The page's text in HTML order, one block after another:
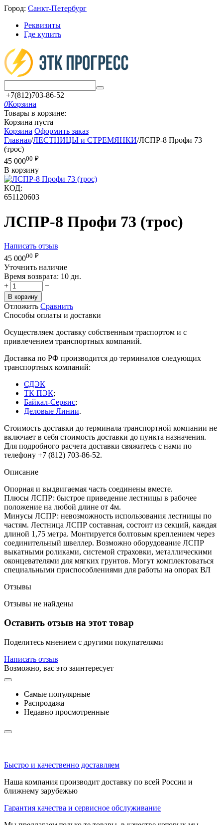
Город: Санкт-Петербург
Реквизиты
Где купить
+7(812)703-86-52
0Корзина
Товары в корзине:
Корзина пуста
Корзина Оформить заказ
Главная/ЛЕСТНИЦЫ и СТРЕМЯНКИ/ЛСПР-8 Профи 73
(трос)
45 00000 ₽
В корзину
КОД:
651120603
ЛСПР-8 Профи 73 (трос)
Написать отзыв
45 00000 ₽
Уточнить наличие
Время возврата: 10 дн.
+
−
В корзину
Отложить Сравнить
Способы оплаты и доставки
Осуществляем доставку собственным траспортом и с
привлечением транспортных компаний.
Доставка по РФ производится до терминалов следующих
транспортных компаний:
СДЭК
ТК ПЭК;
Байкал-Сервис;
Деловые Линии.
Стоимость доставки до терминала транспортной компании не
включает в себя стоимость доставки до пункта назначения.
Для подробного расчета доставки свяжитесь с нами по
телефону +7 (812) 703-86-52.
Описание
Опорная и выдвигаемая часть соединены вместе.
Плюсы ЛСПР: быстрое приведение лестницы в рабочее
положение на любой длине от 4м.
Минусы ЛСПР: невозможность использования лестницы по
частям. Лестница ЛСПР составная, состоит из секций, каждая
длиной 1,75 метра. Монтируется болтовым креплением через
соединительный швеллер. Возможно оборудование ЛСПР
выкатными роликами, системой страховки, металлическими
оконцевателями для мягких грунтов. Могут комплектоваться
специальными приспособлениями для работы на опорах ВЛ
Отзывы
Отзывы не найдены
Оставить отзыв на этот товар
Поделитесь мнением с другими покупателями
Написать отзыв
Возможно, вас это заинтересует
Самые популярные
Распродажа
Недавно просмотренные
Быстро и качественно доставляем
Наша компания производит доставку по всей России и
ближнему зарубежью
Гарантия качества и сервисное обслуживание